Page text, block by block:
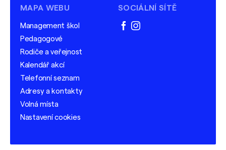
MAPA WEBU
Management škol
Pedagogové
Rodiče a veřejnost
Kalendář akcí
Telefonní seznam
Adresy a kontakty
Volná místa
Nastavení cookies
SOCIÁLNÍ SÍTĚ
facebook
instagram